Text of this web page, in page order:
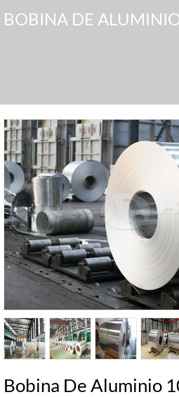
BOBINA DE
Bobina De Aluminio